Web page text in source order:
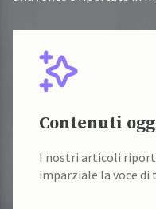
Contenuti
I nostri articoli
imparziale la voce